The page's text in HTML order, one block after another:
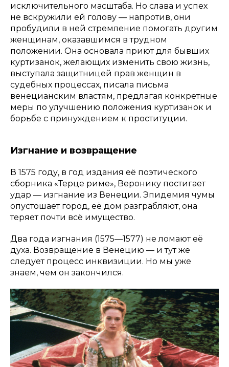
исключительного масштаба. Но слава и успех
не вскружили ей голову — напротив, они
пробудили в ней стремление помогать другим
женщинам, оказавшимся в трудном
положении. Она основала приют для бывших
куртизанок, желающих изменить свою жизнь,
выступала защитницей прав женщин в
судебных процессах, писала письма
венецианским властям, предлагая конкретные
меры по улучшению положения куртизанок и
борьбе с принуждением к проституции.
Изгнание и возвращение
В 1575 году, в год издания её поэтического
сборника «Терце риме», Веронику постигает
удар — изгнание из Венеции. Эпидемия чумы
опустошает город, её дом разграбляют, она
теряет почти всё имущество.
Два года изгнания (1575—1577) не ломают её
духа. Возвращение в Венецию — и тут же
следует процесс инквизиции. Но мы уже
знаем, чем он закончился.